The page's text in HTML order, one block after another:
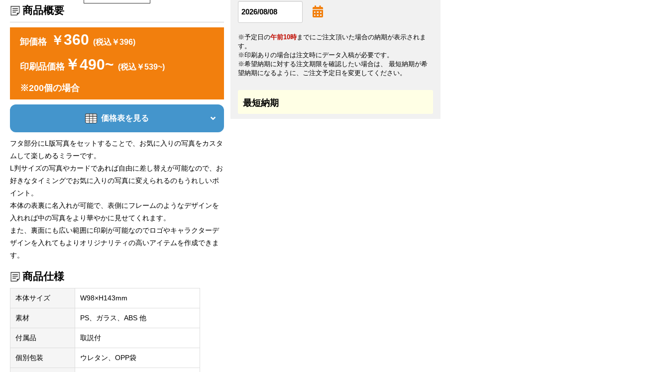
商品概要
卸価格 ￥360 (税込￥396)
印刷品価格￥490~ (税込￥539~)
※200個の場合
価格表を見る
フタ部分にL版写真をセットすることで、お気に入りの写真をカスタ
ムして楽しめるミラーです。
L判サイズの写真やカードであれば自由に差し替えが可能なので、お
好きなタイミングでお気に入りの写真に変えられるのもうれしいポ
イント。
本体の表裏に名入れが可能で、表側にフレームのようなデザインを
入れれば中の写真をより華やかに見せてくれます。
また、裏面にも広い範囲に印刷が可能なのでロゴやキャラクターデ
ザインを入れてもよりオリジナリティの高いアイテムを作成できま
す。
商品仕様
本体サイズ W98×H143mm
素材 PS、ガラス、ABS 他
付属品 取説付
個別包装 ウレタン、OPP袋
※予定日の午前10時までにご注文頂いた場合の納期が表示されま
す。
※印刷ありの場合は注文時にデータ入稿が必要です。
※希望納期に対する注文期限を確認したい場合は、 最短納期が希
望納期になるように、ご注文予定日を変更してください。
最短納期